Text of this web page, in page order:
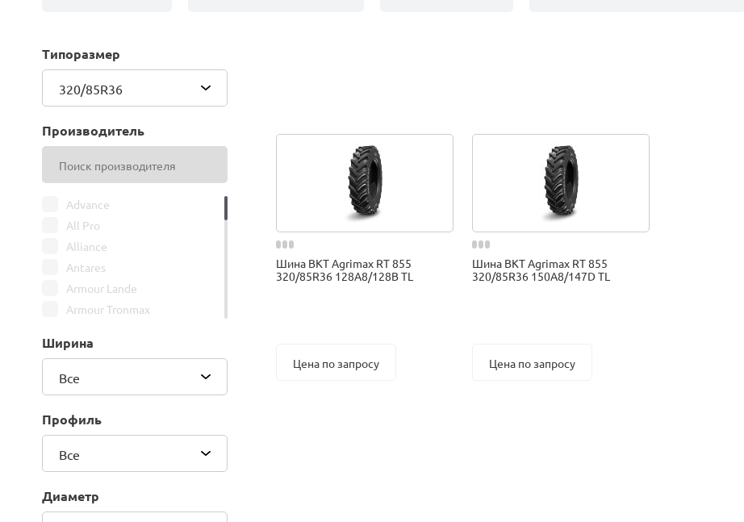
Типоразмер
320/85R36
Производитель
Advance
All Pro
Alliance
Antares
Armour Lande
Armour Tronmax
ATIRE
Bars
Belshina
BFGoodrich
BK Trailer
BKT
Ширина
Все
Профиль
Все
Диаметр
Шина BKT Agrimax RT 855
320/85R36 128A8/128B TL
Цена по запросу
Шина BKT Agrimax RT 855
320/85R36 150A8/147D TL
Цена по запросу